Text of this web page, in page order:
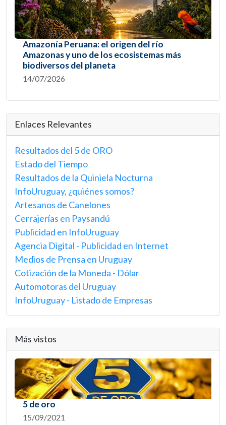
Amazonía Peruana: el origen del río
Amazonas y uno de los ecosistemas más
biodiversos del planeta
14/07/2026
Enlaces Relevantes
Resultados del 5 de ORO
Estado del Tiempo
Resultados de la Quiniela Nocturna
InfoUruguay, ¿quiénes somos?
Artesanos de Canelones
Cerrajerías en Paysandú
Publicidad en InfoUruguay
Agencia Digital - Publicidad en Internet
Medios de Prensa en Uruguay
Cotización de la Moneda - Dólar
Automotoras del Uruguay
InfoUruguay - Listado de Empresas
Más vistos
5 de oro
15/09/2021